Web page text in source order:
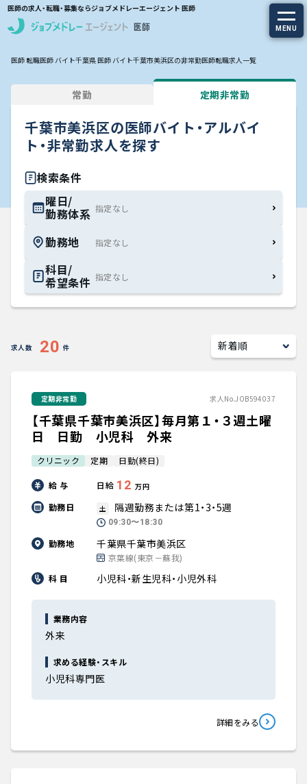
医師の求人・転職・募集ならジョブメドレーエージェント 医師
MENU
求人を探す
常勤の求人
定期非常勤の求人
特集から探す
エージェントサービス
エージェントサービスTOP
サービスの流れ
知りたい・聞きたい
転職成功事例
医師の転職マニュアル
データで見る医師の平均年収
医師に役立つ取材記事
大学医局紹介
医師 転職医師 バイト千葉県 医師 バイト千葉市美浜区の非常勤医師転職求人一覧
常勤 定期非常勤
千葉市美浜区の医師バイト・アルバイ
ト・非常勤求人を探す
検索条件
曜日/
勤務体系
勤務地
科目/
希望条件
求人数 20 件
定期非常勤 求人No.JOB594037
【千葉県千葉市美浜区】毎月第１・３週土曜
日 日勤 小児科 外来
クリニック 定期 日勤(終日)
給 与 日給 12 万円
勤務日 土 隔週勤務または第1・3・5週
09:30〜18:30
勤務地 千葉県千葉市美浜区
京葉線(東京－蘇我)
科 目
小児科・新生児科・小児外科
業務内容
外来
求める経験・スキル
小児科専門医
詳細をみる